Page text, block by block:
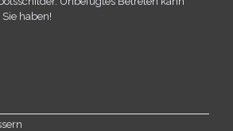
haben!